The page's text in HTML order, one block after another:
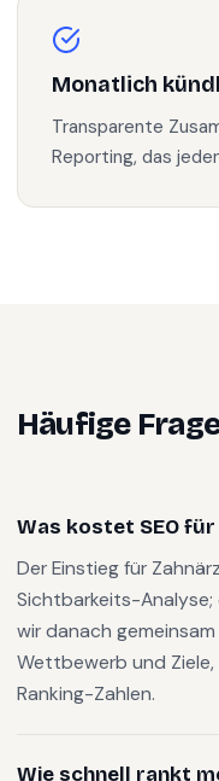
Monatlich
Transparente
Reporting, das
Häufige
Was kostet SEO
Der Einstieg für
Sichtbarkeits-Analyse;
wir danach
Wettbewerb und
Ranking-Zahlen.
Wie schnell rankt